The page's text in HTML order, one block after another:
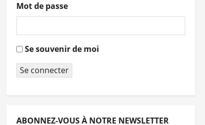
Mot de passe
Se souvenir de moi
Se connecter
ABONNEZ-VOUS À NOTRE NEWSLETTER